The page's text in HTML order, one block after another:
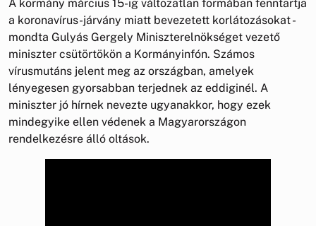
A kormány március 15-ig változatlan formában fenntartja
a koronavírus-járvány miatt bevezetett korlátozásokat -
mondta Gulyás Gergely Miniszterelnökséget vezető
miniszter csütörtökön a Kormányinfón. Számos
vírusmutáns jelent meg az országban, amelyek
lényegesen gyorsabban terjednek az eddiginél. A
miniszter jó hírnek nevezte ugyanakkor, hogy ezek
mindegyike ellen védenek a Magyarországon
rendelkezésre álló oltások.